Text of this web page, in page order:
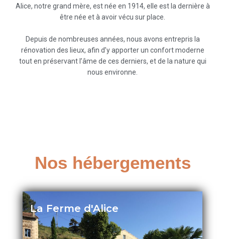
Alice, notre grand mère, est née en 1914, elle est la dernière à
être née et à avoir vécu sur place.
Depuis de nombreuses années, nous avons entrepris la
rénovation des lieux, afin d’y apporter un confort moderne
tout en préservant l’âme de ces derniers, et de la nature qui
nous environne.
Nos hébergements
La Ferme d'Alice